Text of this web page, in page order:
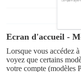
Ecran d'accueil -
Lorsque vous accédez
voyez que certains
votre compte (modèles